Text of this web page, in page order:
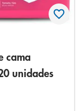
cama
unidades